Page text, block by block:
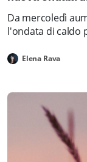
Da mercoledì
l'ondata di caldo
Elena Rava